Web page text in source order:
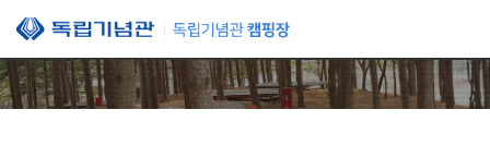
본문 바로가기